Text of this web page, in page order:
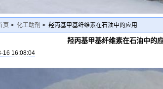
页 > 化工助剂 > 羟丙基甲基纤维素在石油中的应用
羟丙基甲基纤维素在石油中的
16 16:08:04